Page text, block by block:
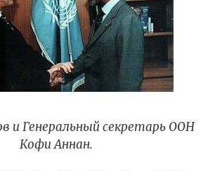
и Генеральный секретарь ООН
Кофи Аннан.